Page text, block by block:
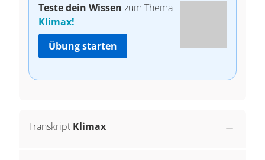
Teste dein Wissen zum Thema
Klimax!
Übung starten
Transkript Klimax